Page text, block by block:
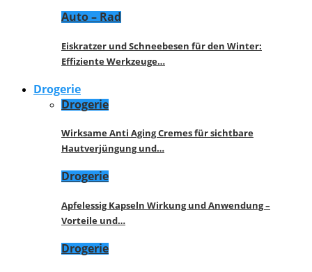
Auto – Rad
Eiskratzer und Schneebesen für den Winter:
Effiziente Werkzeuge…
Drogerie
Drogerie
Wirksame Anti Aging Cremes für sichtbare
Hautverjüngung und…
Drogerie
Apfelessig Kapseln Wirkung und Anwendung –
Vorteile und…
Drogerie